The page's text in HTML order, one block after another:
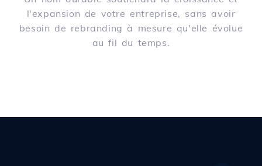
l'expansion de votre entreprise, sans avoir
besoin de rebranding à mesure qu'elle évolue
au fil du temps.